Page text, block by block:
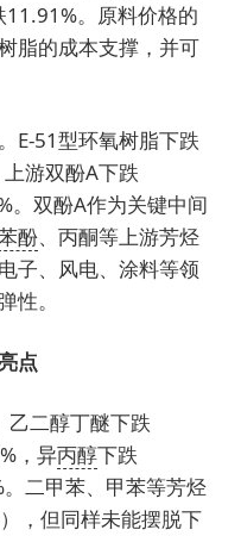
。原料价格的
脂的成本支撑，并可
E-51型环氧树脂下跌
游双酚A下跌
。双酚A作为关键中间
酚、丙酮等上游芳烃
子、风电、涂料等领
性。
点
乙二醇丁醚下跌
，异丙醇下跌
二甲苯、甲苯等芳烃
，但同样未能摆脱下